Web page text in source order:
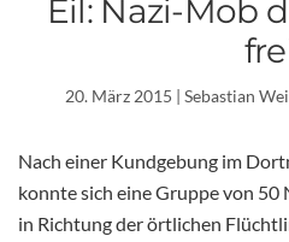
Eil: Nazi-Mob
20. März 2015 | Sebastian
Nach einer Kundgebung im
konnte sich eine Gruppe von 50
in Richtung der örtlichen